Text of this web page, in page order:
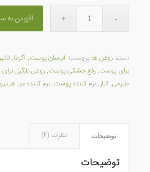
افزودن به
دسته: روغن ها برچسب: آبرسان پوست, اگزما,
برای پوست, رفع خشکی پوست, روغن نارگیل
طبیعی, کنار, نرم کننده پوست, نرم کننده مو,
توضیحات نظرات (4)
توضیحات